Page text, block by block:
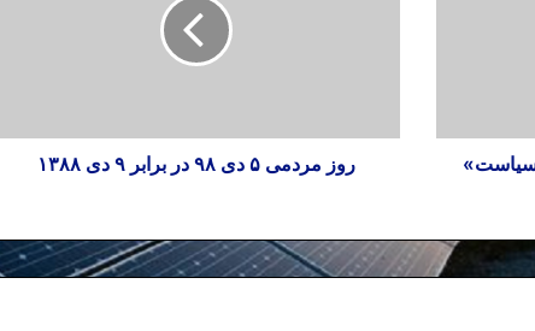
سیاست»
روز مردمی ۵ دی ۹۸ در برابر ۹ دی ۱۳۸۸